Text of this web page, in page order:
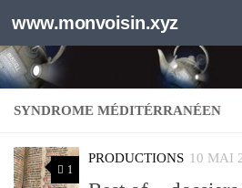
Au dessous du contenu
www.monvoisin.xyz
SYNDROME MÉDITÉRRANÉEN
1
PRODUCTIONS 10 MAI